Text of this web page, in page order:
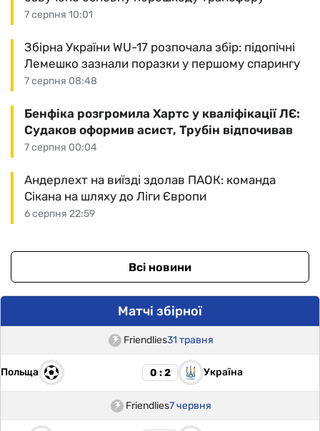
7 серпня 10:01
7 серпня 08:48
Збірна України WU-17 розпочала збір: підопічні
Лемешко зазнали поразки у першому спарингу
7 серпня 00:04
Бенфіка розгромила Хартс у кваліфікації ЛЄ:
Судаков оформив асист, Трубін відпочивав
6 серпня 22:59
Андерлехт на виїзді здолав ПАОК: команда
Сікана на шляху до Ліги Європи
Всі новини
Матчі збірної
Friendlies31 травня
Польща 0 : 2 Україна
Friendlies7 червня